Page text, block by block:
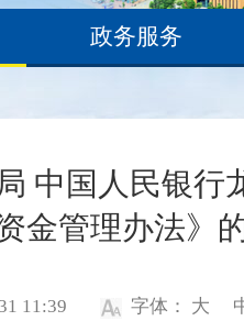
政务服务
中国人民银行
金管理办法》
11:39 字体： 大